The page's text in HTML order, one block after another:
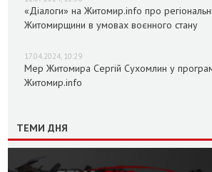
«Діалоги» на Житомир.info про
Житомирщини в умовах воєнного стану
17.04.2024, 10:29
Мер Житомира Сергій Сухомлин у
Житомир.info
ТЕМИ ДНЯ